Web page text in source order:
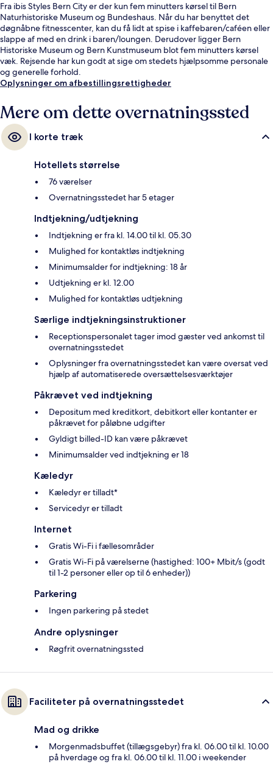
Fra ibis Styles Bern City er der kun fem minutters kørsel til Bern
Naturhistoriske Museum og Bundeshaus. Når du har benyttet det
døgnåbne fitnesscenter, kan du få lidt at spise i kaffebaren/caféen eller
slappe af med en drink i baren/loungen. Derudover ligger Bern
Historiske Museum og Bern Kunstmuseum blot fem minutters kørsel
væk. Rejsende har kun godt at sige om stedets hjælpsomme personale
og generelle forhold.
Oplysninger om afbestillingsrettigheder
Mere om dette overnatningssted
I korte træk
Hotellets størrelse
76 værelser
Overnatningsstedet har 5 etager
Indtjekning/udtjekning
Indtjekning er fra kl. 14.00 til kl. 05.30
Mulighed for kontaktløs indtjekning
Minimumsalder for indtjekning: 18 år
Udtjekning er kl. 12.00
Mulighed for kontaktløs udtjekning
Særlige indtjekningsinstruktioner
Receptionspersonalet tager imod gæster ved ankomst til
overnatningsstedet
Oplysninger fra overnatningsstedet kan være oversat ved
hjælp af automatiserede oversættelsesværktøjer
Påkrævet ved indtjekning
Depositum med kreditkort, debitkort eller kontanter er
påkrævet for påløbne udgifter
Gyldigt billed-ID kan være påkrævet
Minimumsalder ved indtjekning er 18
Kæledyr
Kæledyr er tilladt*
Servicedyr er tilladt
Internet
Gratis Wi-Fi i fællesområder
Gratis Wi-Fi på værelserne (hastighed: 100+ Mbit/s (godt
til 1-2 personer eller op til 6 enheder))
Parkering
Ingen parkering på stedet
Andre oplysninger
Røgfrit overnatningssted
Faciliteter på overnatningsstedet
Mad og drikke
Morgenmadsbuffet (tillægsgebyr) fra kl. 06.00 til kl. 10.00
på hverdage og fra kl. 06.00 til kl. 11.00 i weekender